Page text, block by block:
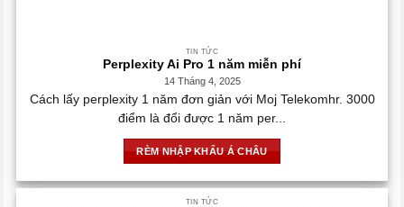
TIN TỨC
Perplexity Ai Pro 1 năm miễn phí
14 Tháng 4, 2025
Cách lấy perplexity 1 năm đơn giản với Moj Telekomhr. 3000
điểm là đổi được 1 năm per...
RÈM NHẬP KHẨU Á CHÂU
TIN TỨC